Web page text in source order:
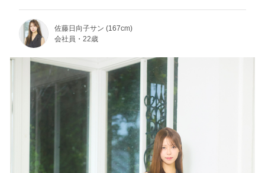
佐藤日向子サン (167cm)
会社員・22歳